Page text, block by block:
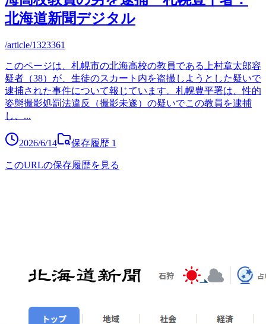
北海道新聞デジタル
/article/1323361
このページは、札幌市の北海高校の教員である上村章太郎容
疑者（38）が、生徒のスカート内を盗撮しようとした疑いで
逮捕された事件について報じています。札幌豊平署は、性的
姿態撮影処罰法違反（撮影未遂）の疑いでこの教員を逮捕
し、 ...
2026/6/14 保存履歴 1
このURLの保存履歴を見る